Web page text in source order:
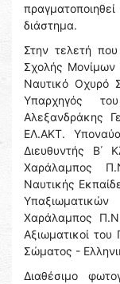
διάστημα.
Στην τελετή
Σχολής
Ναυτικό Οχυρό
Υπαρχηγός
Αλεξανδράκης
ΕΛ.ΑΚΤ.
Διευθυντής Β΄
Χαράλαμπος
Ναυτικής
Χαράλαμπος
Αξιωματικοί του
Σώματος -
Διαθέσιμο